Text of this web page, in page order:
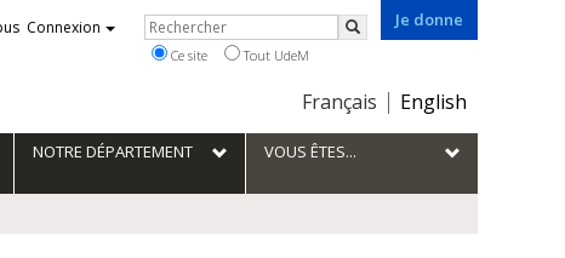
Je donne
Choix
la
langue
Français English
Connexion Rechercher
Rechercher
Ce site Tout UdeM
NOTRE DÉPARTEMENT VOUS ÊTES...